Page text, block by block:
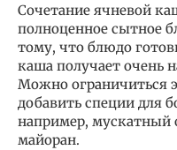
Сочетание ячневой
полноценное сытное
тому, что блюдо
каша получает очень
Можно ограничиться
добавить специи для
например, мускатный
майоран.